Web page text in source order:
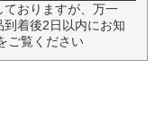
おりますが、万一
着後2日以内にお知
ご覧ください